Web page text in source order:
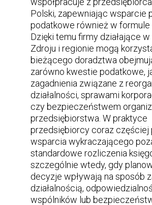
Polski, zapewniając wsparcie
podatkowe również w formule
Dzięki temu firmy działające
Zdroju i regionie mogą
bieżącego doradztwa
zarówno kwestie podatkowe,
zagadnienia związane z
działalności, sprawami
czy bezpieczeństwem
przedsiębiorstwa. W praktyce
przedsiębiorcy coraz częściej
wsparcia wykraczającego
standardowe rozliczenia
szczególnie wtedy, gdy
decyzje wpływają na sposób
działalnością,
wspólników lub